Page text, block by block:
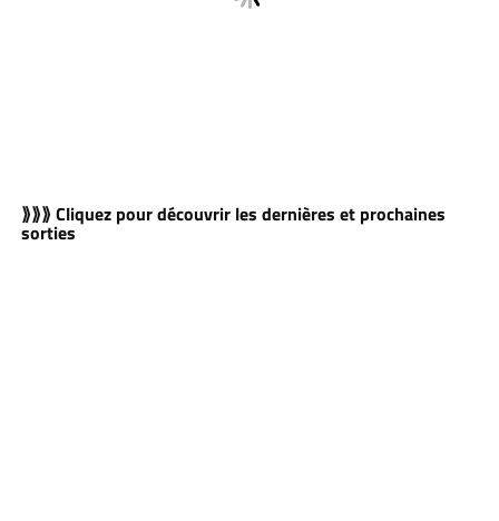
⟫⟫⟫ Cliquez pour découvrir les dernières et prochaines
sorties